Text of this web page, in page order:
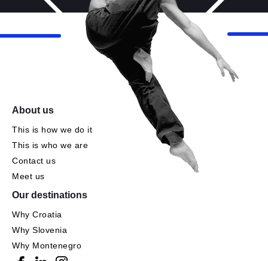
About us
This is how we do it
This is who we are
Contact us
Meet us
Our destinations
Why Croatia
Why Slovenia
Why Montenegro